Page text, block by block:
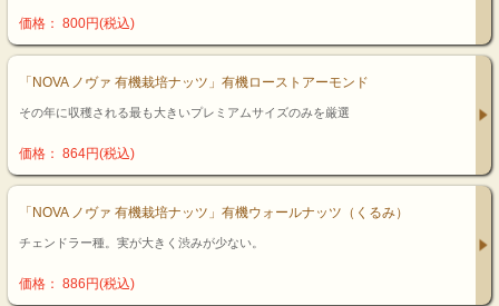
価格： 800円(税込)
「NOVA ノヴァ 有機栽培ナッツ」有機ローストアーモンド
その年に収穫される最も大きいプレミアムサイズのみを厳選
価格： 864円(税込)
「NOVA ノヴァ 有機栽培ナッツ」有機ウォールナッツ（くるみ）
チェンドラー種。実が大きく渋みが少ない。
価格： 886円(税込)